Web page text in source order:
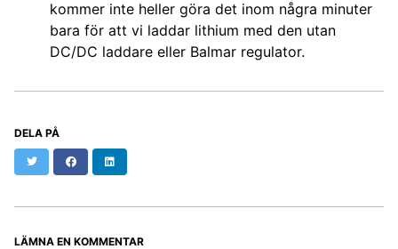
kommer inte heller göra det inom några minuter
bara för att vi laddar lithium med den utan
DC/DC laddare eller Balmar regulator.
DELA PÅ
Twitter Facebook
LÄMNA EN KOMMENTAR